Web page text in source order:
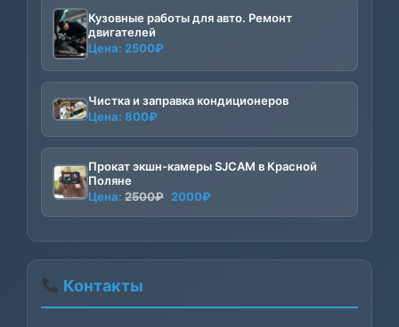
Кузовные работы для авто. Ремонт
двигателей
Цена: 2500₽
Чистка и заправка кондиционеров
Цена: 800₽
Прокат экшн-камеры SJCAM в Красной
Поляне
Цена: 2500₽ Первоначальная
2000₽
Контакты